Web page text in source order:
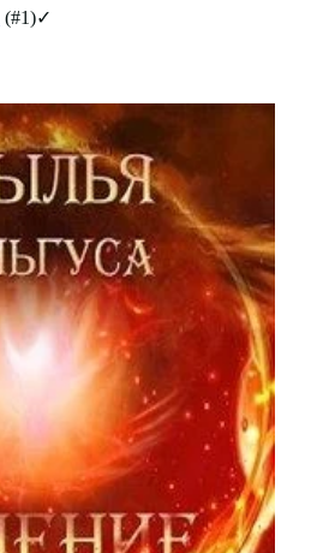
(#1)✓